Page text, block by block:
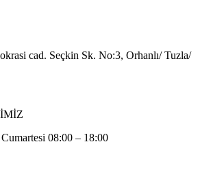
cad. Seçkin Sk. No:3, Orhanlı/ Tuzla/
08:00 – 18:00